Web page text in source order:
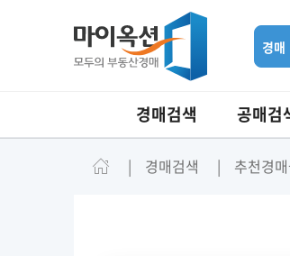
경매
경매검색 공매검
경매검색 추천경